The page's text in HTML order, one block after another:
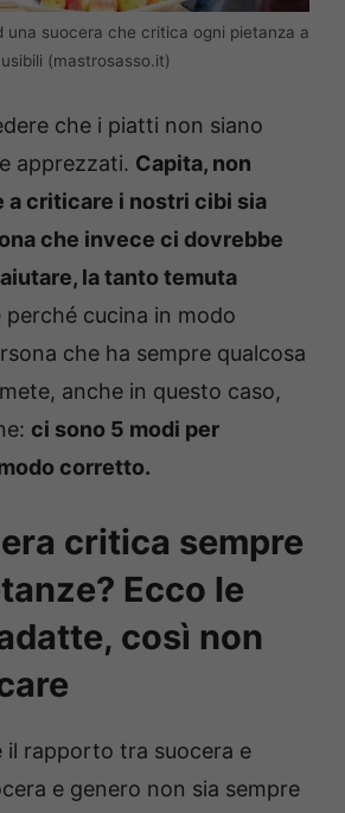
una suocera che critica ogni pietanza a
(mastrosasso.it)
che i piatti non siano
apprezzati. Capita, non
a criticare i nostri cibi sia
che invece ci dovrebbe
la tanto temuta
perché cucina in modo
che ha sempre qualcosa
anche in questo caso,
ci sono 5 modi per
corretto.
critica sempre
Ecco le
così non
il rapporto tra suocera e
e genero non sia sempre